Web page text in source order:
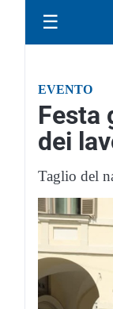
☰
EVENTO
Festa
dei
Taglio del